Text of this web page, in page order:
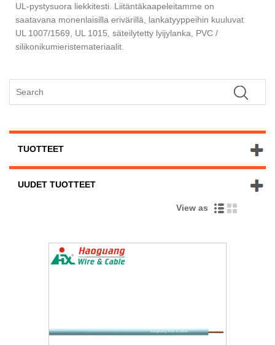
UL-pystysuora liekkitesti. Liitäntäkaapeleitamme on
saatavana monenlaisilla erivärillä, lankatyyppeihin kuuluvat
UL 1007/1569, UL 1015, säteilytetty lyijylanka, PVC /
silikonikumieristemateriaalit.
TUOTTEET
UUDET TUOTTEET
View as